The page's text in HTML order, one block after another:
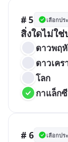
# 5 เลือกปร
สิ่งใดไม่ใ
ดาวพฤ
ดาวเค
โลก
กาแล็กซี
# 6 เลือกปร